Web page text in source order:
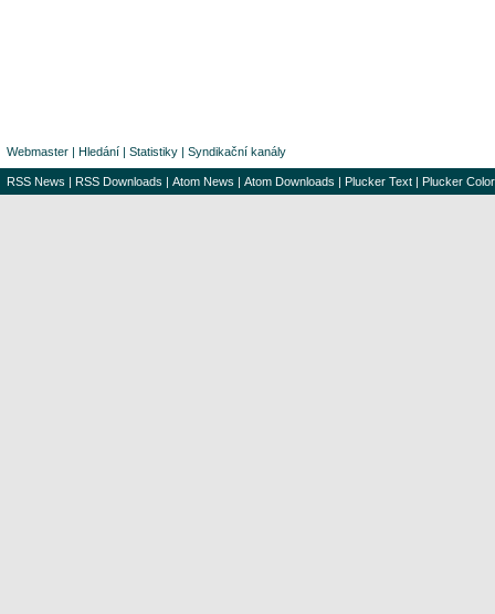
Webmaster | Hledání | Statistiky | Syndikační kanály
RSS News | RSS Downloads | Atom News | Atom Downloads | Plucker Text | Plucker Color